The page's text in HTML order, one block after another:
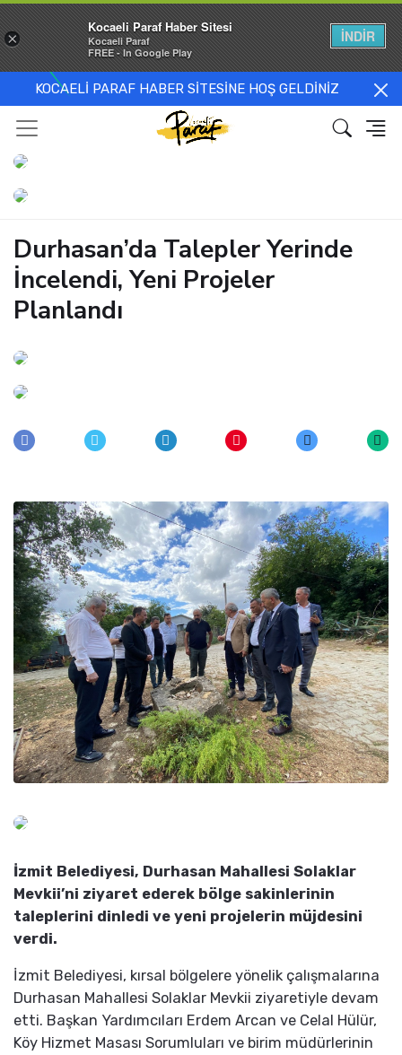
KOCAELİ PARAF HABER SİTESİNE HOŞ GELDİNİZ
Durhasan’da Talepler Yerinde
İncelendi, Yeni Projeler
Planlandı
İzmit Belediyesi, Durhasan Mahallesi Solaklar
Mevkii’ni ziyaret ederek bölge sakinlerinin
taleplerini dinledi ve yeni projelerin müjdesini
verdi.
İzmit Belediyesi, kırsal bölgelere yönelik çalışmalarına
Durhasan Mahallesi Solaklar Mevkii ziyaretiyle devam
etti. Başkan Yardımcıları Erdem Arcan ve Celal Hülür,
Köy Hizmet Masası Sorumluları ve birim müdürlerinin
×
Kocaeli Paraf Haber Sitesi
Kocaeli Paraf
FREE - In Google Play
İNDİR